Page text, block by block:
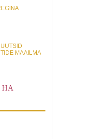
MAAILMA
НА